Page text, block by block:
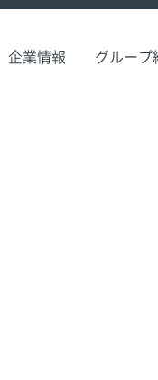
企業情報 グループ